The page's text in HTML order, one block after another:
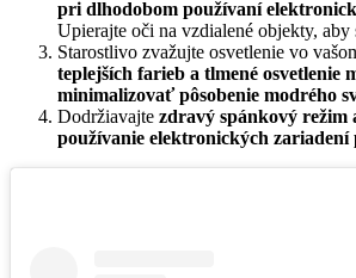
pri dlhodobom používaní
Upierajte oči na vzdialené objekty, aby
Starostlivo zvažujte osvetlenie vo
teplejších farieb a tlmené osvetlenie
minimalizovať pôsobenie modrého
Dodržiavajte zdravý spánkový režim
používanie elektronických zariadení